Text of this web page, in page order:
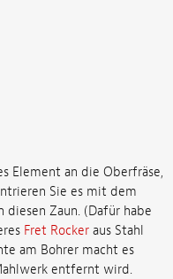
Element an die Oberfräse,
Sie es mit dem
Zaun. (Dafür habe
Fret Rockeraus Stahl
am Bohrer macht es
entfernt wird.